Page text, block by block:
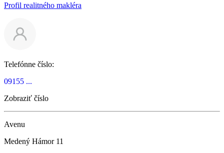
Profil realitného makléra
Telefónne číslo:
09155 ...
Zobraziť číslo
Avenu
Medený Hámor 11